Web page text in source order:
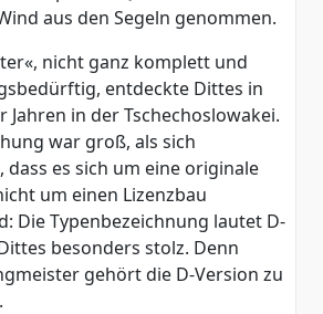
aus den Segeln genommen.
nicht ganz komplett und
entdeckte Dittes in
Jahren in der Tschechoslowakei.
war groß, als sich
dass es sich um eine originale
um einen Lizenzbau
Die Typenbezeichnung lautet D-
besonders stolz. Denn
gehört die D-Version zu